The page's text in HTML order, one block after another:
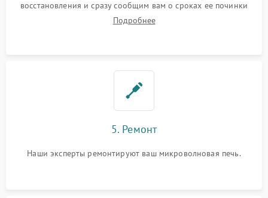
восстановления и сразу сообщим вам о сроках ее починки
Подробнее
5. Ремонт
Наши эксперты ремонтируют ваш микроволновая печь.